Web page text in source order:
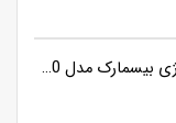
کف شور ایستاده و شارژی بیسمارک مدل BM5510